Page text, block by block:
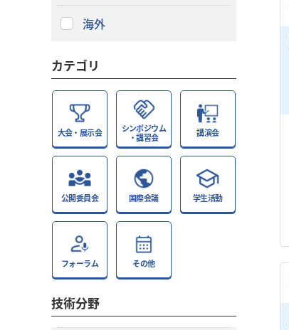
海外
カテゴリ
大会・展示会
シンポジウム
・講習会
講演会
公開委員会 国際会議 学生活動
フォーラム その他
技術分野